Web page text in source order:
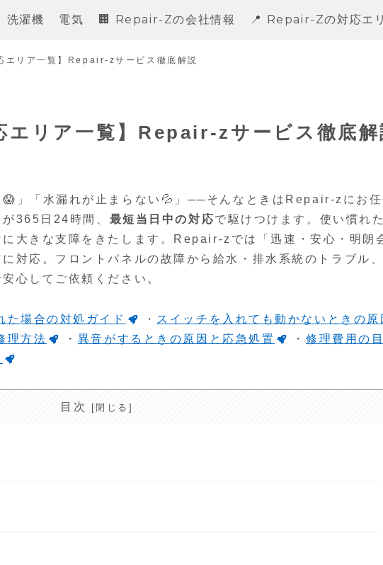
洗濯機 電気 🏢 Repair-Zの会社情報 📍 Repair-Zの対応エ
エリア一覧】Repair-zサービス徹底解説
エリア一覧】Repair-zサービス徹底
」「水漏れが止まらない💦」──そんなときはRepair-zにお
が365日24時間、 最短当日中の対応で駆けつけます。使い慣れ
大きな支障をきたします。Repair-zでは「迅速・安心・明朗
に対応。フロントパネルの故障から給水・排水系統のトラブル
心してご依頼ください。
た場合の対処ガイド ・ スイッチを入れても動かないときの原
理方法 ・ 異音がするときの原因と応急処置 ・ 修理費用の
目次